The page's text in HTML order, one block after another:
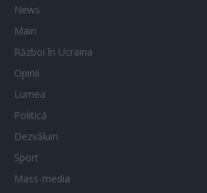
News
Main
Război în Ucraina
Opinii
Lumea
Politică
Dezvăluiri
Sport
Mass-media